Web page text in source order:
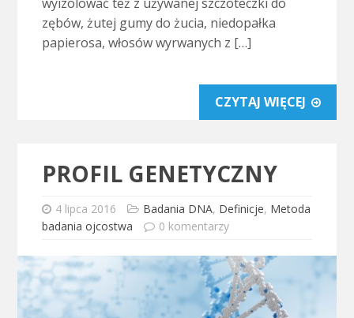
zębów, żutej gumy do żucia, niedopałka
papierosa, włosów wyrwanych z […]
CZYTAJ WIĘCEJ
PROFIL GENETYCZNY
4 lipca 2016 Badania DNA, Definicje, Metoda
badania ojcostwa
0 komentarzy